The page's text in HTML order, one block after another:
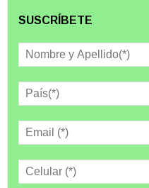
SUSCRÍBETE